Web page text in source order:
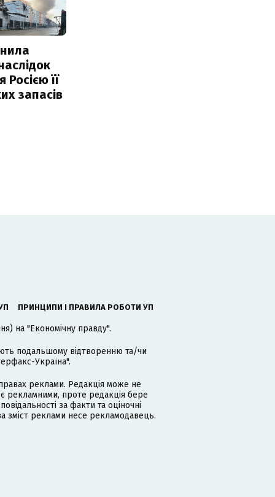
її
запасів
ПРИНЦИПИ І ПРАВИЛА РОБОТИ УП
на "Економічну правду".
подальшому відтворенню та/чи
Україна".
реклами. Редакція може не
рекламними, проте редакція бере
за факти та оціночні
зміст реклами несе рекламодавець.